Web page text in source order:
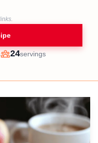
Servings
24servings